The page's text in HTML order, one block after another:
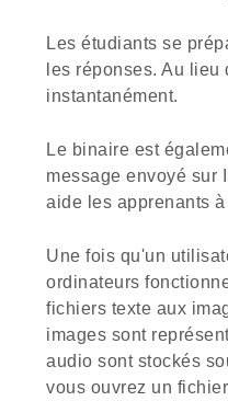
Les étudiants se
les réponses. Au
instantanément.
Le binaire est
message envoyé sur
aide les apprenants
Une fois qu'un
ordinateurs
fichiers texte aux
images sont
audio sont stockés
vous ouvrez un